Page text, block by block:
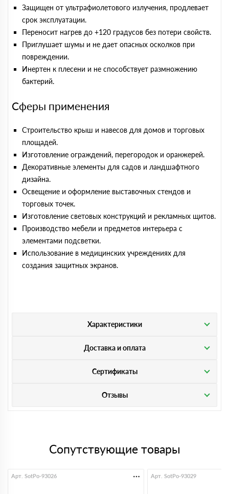
Защищен от ультрафиолетового излучения, продлевает
срок эксплуатации.
Переносит нагрев до +120 градусов без потери свойств.
Приглушает шумы и не дает опасных осколков при
повреждении.
Инертен к плесени и не способствует размножению
бактерий.
Сферы применения
Строительство крыш и навесов для домов и торговых
площадей.
Изготовление ограждений, перегородок и оранжерей.
Декоративные элементы для садов и ландшафтного
дизайна.
Освещение и оформление выставочных стендов и
торговых точек.
Изготовление световых конструкций и рекламных щитов.
Производство мебели и предметов интерьера с
элементами подсветки.
Использование в медицинских учреждениях для
создания защитных экранов.
Характеристики
Доставка и оплата
Сертификаты
Отзывы
Сопутствующие товары
Арт. SotPo-93026 Арт. SotPo-93029